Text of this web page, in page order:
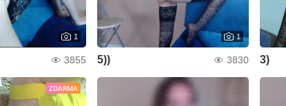
1
3855
1
5)) 3830 3)
ZDARMA